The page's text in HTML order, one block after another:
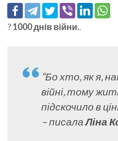
?1000 днів війни..
“Бо хто, як я,
війні, тому
підскочило в
– писалаЛіна